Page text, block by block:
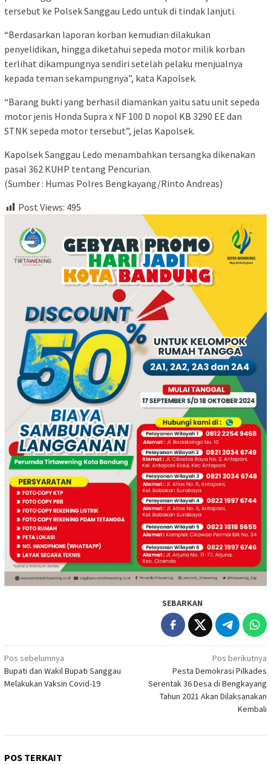
tersebut ke Polsek Sanggau Ledo untuk di tindak lanjuti.
“Berdasarkan laporan korban kemudian dilakukan
penyelidikan, hingga diketahui sepeda motor milik korban
terlihat dikampungnya sendiri setelah pelaku menjualnya
kepada teman sekampungnya”, kata Kapolsek.
“Barang bukti yang berhasil diamankan yaitu satu unit sepeda
motor jenis Honda Supra x NF 100 D nopol KB 3290 EE dan
STNK sepeda motor tersebut”, jelas Kapolsek.
Kapolsek Sanggau Ledo menambahkan tersangka dikenakan
pasal 362 KUHP tentang Pencurian.
(Sumber : Humas Polres Bengkayang/Rinto Andreas)
Post Views: 495
SEBARKAN
Navigasi
pos
Pos sebelumnya
Bupati dan Wakil Bupati Sanggau
Melakukan Vaksin Covid-19
Pos berikutnya
Pesta Demokrasi Pilkades
Serentak 36 Desa di Bengkayang
Tahun 2021 Akan Dilaksanakan
Kembali
POS TERKAIT